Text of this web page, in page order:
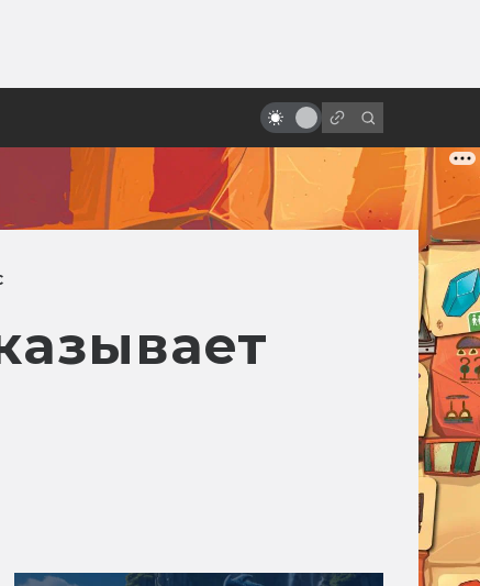
История жизни Джорджа Лукаса